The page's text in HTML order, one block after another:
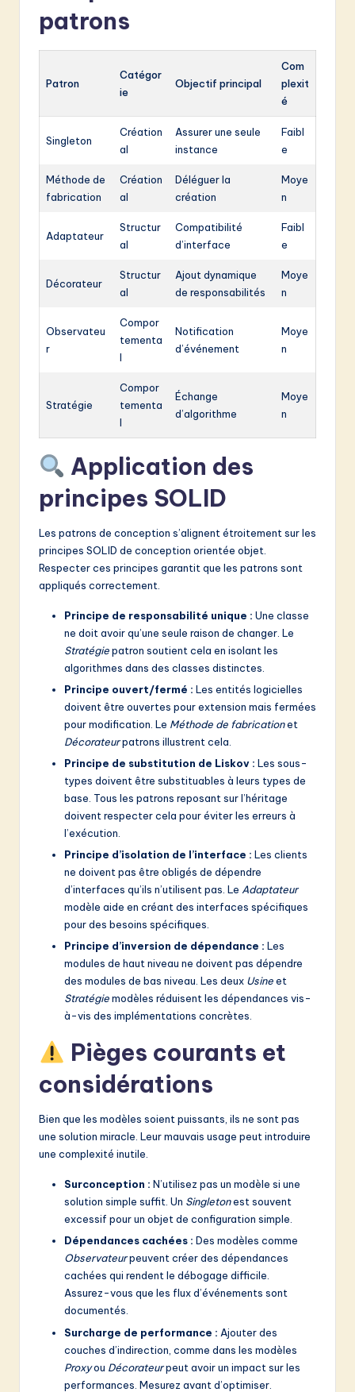
patrons
Patron
Catégor
ie
Objectif principal
Com
plexit
é
Singleton
Création
al
Assurer une seule
instance
Faibl
e
Méthode de
fabrication
Création
al
Déléguer la
création
Moye
n
Adaptateur
Structur
al
Compatibilité
d’interface
Faibl
e
Décorateur
Structur
al
Ajout dynamique
de responsabilités
Moye
n
Observateu
r
Compor
tementa
l
Notification
d’événement
Moye
n
Stratégie
Compor
tementa
l
Échange
d’algorithme
Moye
n
Application des
principes SOLID
Les patrons de conception s’alignent étroitement sur les
principes SOLID de conception orientée objet.
Respecter ces principes garantit que les patrons sont
appliqués correctement.
Principe de responsabilité unique : Une classe
ne doit avoir qu’une seule raison de changer. Le
Stratégiepatron soutient cela en isolant les
algorithmes dans des classes distinctes.
Principe ouvert/fermé : Les entités logicielles
doivent être ouvertes pour extension mais fermées
pour modification. Le Méthode de fabricationet
Décorateurpatrons illustrent cela.
Principe de substitution de Liskov : Les sous-
types doivent être substituables à leurs types de
base. Tous les patrons reposant sur l’héritage
doivent respecter cela pour éviter les erreurs à
l’exécution.
Principe d’isolation de l’interface : Les clients
ne doivent pas être obligés de dépendre
d’interfaces qu’ils n’utilisent pas. Le Adaptateur
modèle aide en créant des interfaces spécifiques
pour des besoins spécifiques.
Principe d’inversion de dépendance : Les
modules de haut niveau ne doivent pas dépendre
des modules de bas niveau. Les deux Usineet
Stratégiemodèles réduisent les dépendances vis-
à-vis des implémentations concrètes.
Pièges courants et
considérations
Bien que les modèles soient puissants, ils ne sont pas
une solution miracle. Leur mauvais usage peut introduire
une complexité inutile.
Surconception : N’utilisez pas un modèle si une
solution simple suffit. Un Singletonest souvent
excessif pour un objet de configuration simple.
Dépendances cachées : Des modèles comme
Observateurpeuvent créer des dépendances
cachées qui rendent le débogage difficile.
Assurez-vous que les flux d’événements sont
documentés.
Surcharge de performance : Ajouter des
couches d’indirection, comme dans les modèles
Proxyou Décorateurpeut avoir un impact sur les
performances. Mesurez avant d’optimiser.